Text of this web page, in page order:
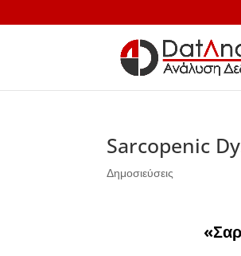
Sarcopenic
Δημοσιεύσεις